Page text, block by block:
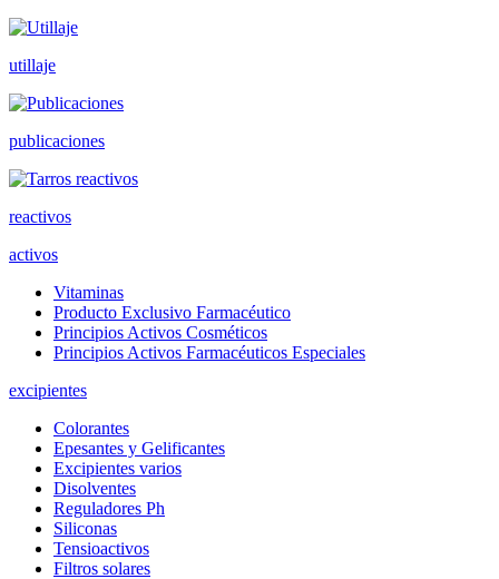
utillaje
publicaciones
reactivos
activos
Vitaminas
Producto Exclusivo Farmacéutico
Principios Activos Cosméticos
Principios Activos Farmacéuticos Especiales
excipientes
Colorantes
Epesantes y Gelificantes
Excipientes varios
Disolventes
Reguladores Ph
Siliconas
Tensioactivos
Filtros solares